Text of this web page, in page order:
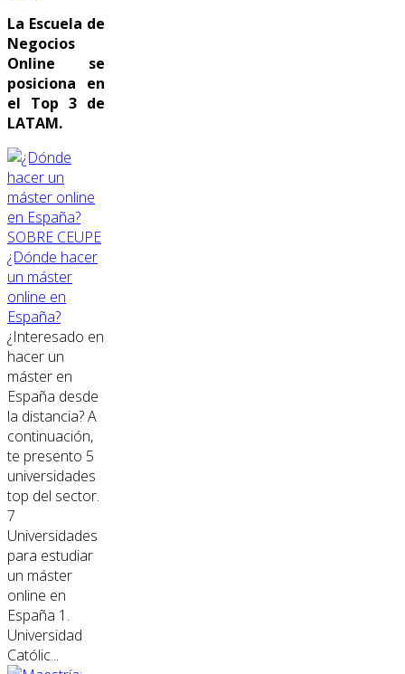
La Escuela de
Negocios
Online se
posiciona en
el Top 3 de
LATAM.
SOBRE CEUPE
¿Dónde hacer
un máster
online en
España?
¿Interesado en
hacer un
máster en
España desde
la distancia? A
continuación,
te presento 5
universidades
top del sector.
7
Universidades
para estudiar
un máster
online en
España 1.
Universidad
Católic...